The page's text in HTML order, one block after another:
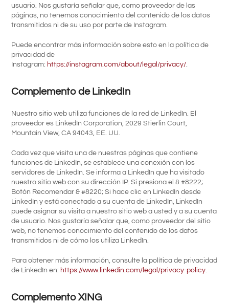
usuario. Nos gustaría señalar que, como proveedor de las
páginas, no tenemos conocimiento del contenido de los datos
transmitidos ni de su uso por parte de Instagram.
Puede encontrar más información sobre esto en la política de
privacidad de
Instagram: https://instagram.com/about/legal/privacy/.
Complemento de LinkedIn
Nuestro sitio web utiliza funciones de la red de LinkedIn. El
proveedor es LinkedIn Corporation, 2029 Stierlin Court,
Mountain View, CA 94043, EE. UU.
Cada vez que visita una de nuestras páginas que contiene
funciones de LinkedIn, se establece una conexión con los
servidores de LinkedIn. Se informa a LinkedIn que ha visitado
nuestro sitio web con su dirección IP. Si presiona el & #8222;
Botón Recomendar & #8220; Si hace clic en LinkedIn desde
LinkedIn y está conectado a su cuenta de LinkedIn, LinkedIn
puede asignar su visita a nuestro sitio web a usted y a su cuenta
de usuario. Nos gustaría señalar que, como proveedor del sitio
web, no tenemos conocimiento del contenido de los datos
transmitidos ni de cómo los utiliza LinkedIn.
Para obtener más información, consulte la política de privacidad
de LinkedIn en: https://www.linkedin.com/legal/privacy-policy.
Complemento XING